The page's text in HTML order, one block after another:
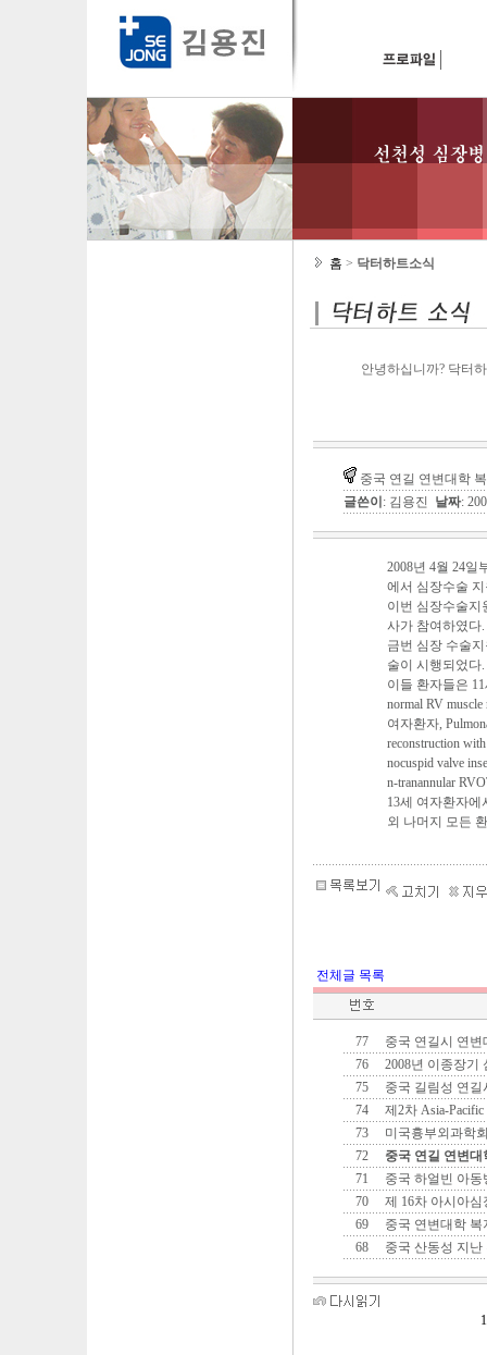
홈 > 닥터하트소식
안녕하십니까? 닥터
중국 연길 연변대학
글쓴이 : 김용진 날짜:
2008년 4월 24일
에서 심장수술
이번 심장수술지
사가 참여하였다.
금번 심장 수술
술이 시행되었다.
이들 환자들은 11
normal RV
여자환자,
reconstruction
nocuspid valve
n-tranannular
13세 여자환자
외 나머지 모든
전체글 목록
77
중국 연길시 연
76
2008년 이종장기
75
중국 길림성 연
74
제2차 Asia-Pacific
73
미국흉부외과학
72
중국 연길 연변
71
중국 하얼빈 아
70
제 16차 아시아
69
중국 연변대학
68
중국 산동성 지
1